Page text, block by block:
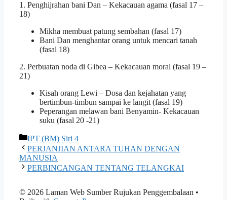
1. Penghijrahan bani Dan – Kekacauan agama (fasal 17 –
18)
Mikha membuat patung sembahan (fasal 17)
Bani Dan menghantar orang untuk mencari tanah
(fasal 18)
2. Perbuatan noda di Gibea – Kekacauan moral (fasal 19 –
21)
Kisah orang Lewi – Dosa dan kejahatan yang
bertimbun-timbun sampai ke langit (fasal 19)
Peperangan melawan bani Benyamin- Kekacauan
suku (fasal 20 -21)
Categories
IPT (BM) Siri 4
PERJANJIAN ANTARA TUHAN DENGAN
MANUSIA
PERBINCANGAN TENTANG TELANGKAI
© 2026 Laman Web Sumber Rujukan Penggembalaan •